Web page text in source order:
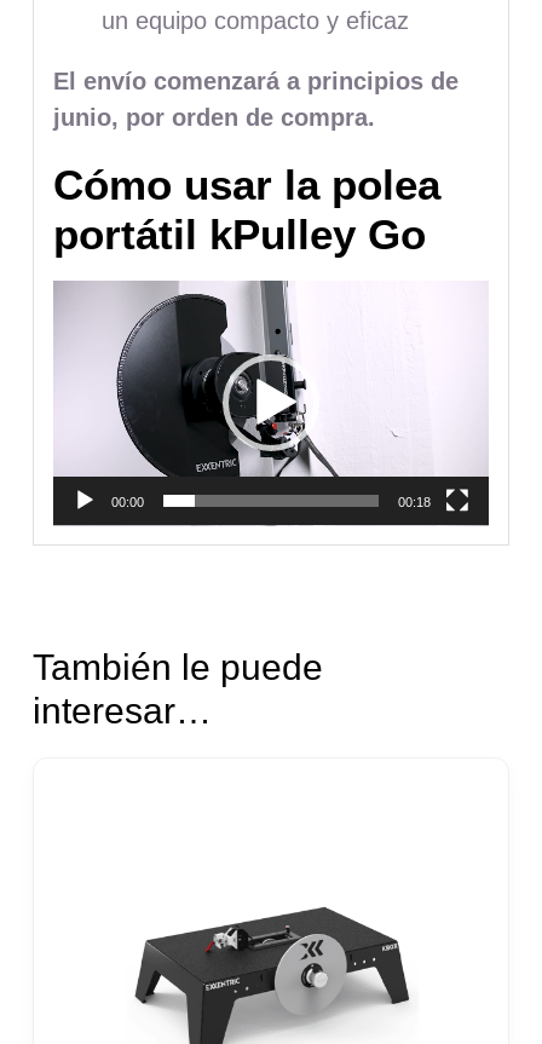
un equipo compacto y eficaz
El envío comenzará a principios de
junio, por orden de compra.
Cómo usar la polea
portátil kPulley Go
Reproductor
00:00 00:18
También le puede
interesar…